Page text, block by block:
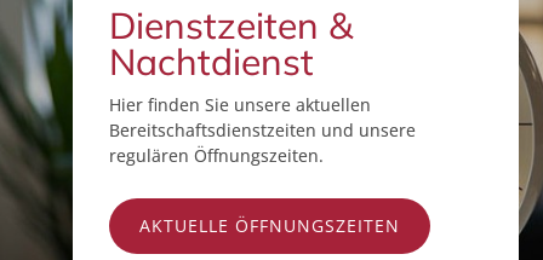
Dienstzeiten &
Nachtdienst
Hier finden Sie unsere aktuellen
Bereitschaftsdienstzeiten und unsere
regulären Öffnungszeiten.
AKTUELLE ÖFFNUNGSZEITEN